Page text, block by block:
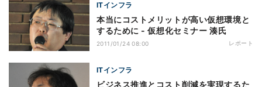
ITインフラ
本当にコストメリットが高い仮想環境と
するために - 仮想化セミナー 湊氏
2011/01/24 08:00 レポート
ITインフラ
ビジネス推進とコスト削減を実現するた